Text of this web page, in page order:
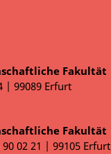
Fakultät
| 99089 Erfurt
Fakultät
02 21 | 99105 Erfurt